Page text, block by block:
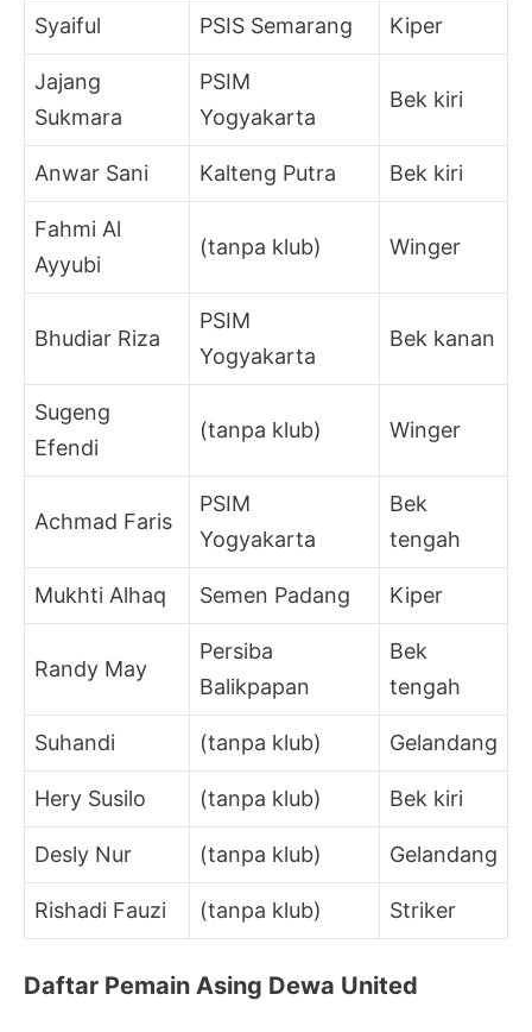
Syaiful PSIS Semarang Kiper
Jajang
Sukmara
PSIM
Yogyakarta
Bek kiri
Anwar Sani Kalteng Putra Bek kiri
Fahmi Al
Ayyubi
(tanpa klub) Winger
Bhudiar Riza
PSIM
Yogyakarta
Bek kanan
Sugeng
Efendi
(tanpa klub) Winger
Achmad Faris
PSIM
Yogyakarta
Bek
tengah
Mukhti Alhaq Semen Padang Kiper
Randy May
Persiba
Balikpapan
Bek
tengah
Suhandi (tanpa klub) Gelandang
Hery Susilo (tanpa klub) Bek kiri
Desly Nur (tanpa klub) Gelandang
Rishadi Fauzi (tanpa klub) Striker
Daftar Pemain Asing Dewa United